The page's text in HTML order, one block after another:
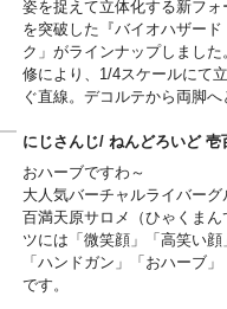
※一般流通版にはプライム1
～ご注意事項～以下ご了承
■ご予約時に、商品代金のう
からお支払いいただきます
【
ご予約受付
】となります。
■発売時期につきましては予
す。お客様都合による本商
■商品入荷のご案内後、通常
につきましては内金を引い
姿を捉えて立体化する新フ
を突破した『バイオハザー
ク」がラインナップしまし
修により、1/4スケールにて
ぐ直線。デコルテから両脚
ど、各部の作り込みも妥協
るソファなど、細部まで造
～ご注意事項～以下ご了承
■ご予約時に、商品代金のう
からお支払いいただきます
【 ご予約受付】となります。
■発売時期につきましては予
す。お客様都合による本商
にじさんじ/ ねんどろいど
おハーブですわ～
大人気バーチャルライバー
百満天原サロメ（ひゃくま
ツには「微笑顔」「高笑い
「ハンドガン」「おハーブ
です。